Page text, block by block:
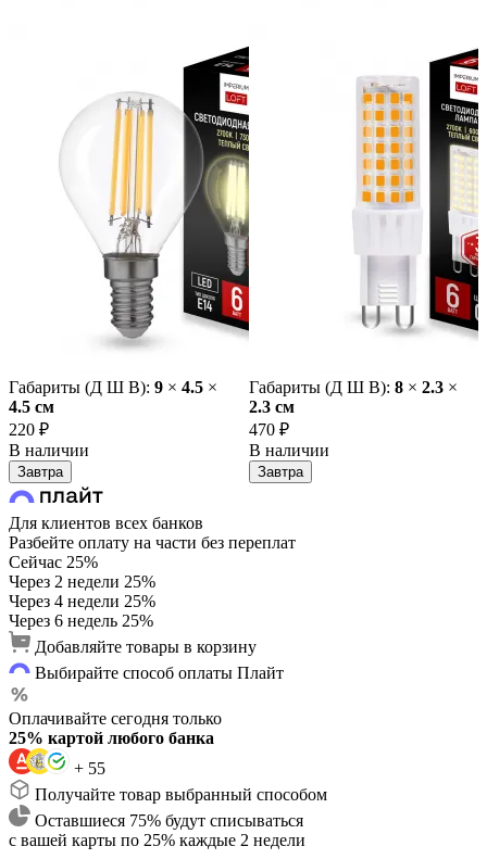
Габариты (Д Ш В): 9 × 4.5 ×
4.5 cм
220 ₽
В наличии
Завтра
Габариты (Д Ш В): 8 × 2.3 ×
2.3 cм
470 ₽
В наличии
Завтра
Для клиентов всех банков
Разбейте оплату на части без переплат
Сейчас 25%
Через 2 недели 25%
Через 4 недели 25%
Через 6 недель 25%
Добавляйте товары в корзину
Выбирайте способ оплаты Плайт
Оплачивайте сегодня только
25% картой любого банка
+ 55
Получайте товар выбранный способом
Оставшиеся 75% будут списываться
с вашей карты по 25% каждые 2 недели